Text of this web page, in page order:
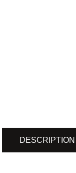
DESCRIPTION